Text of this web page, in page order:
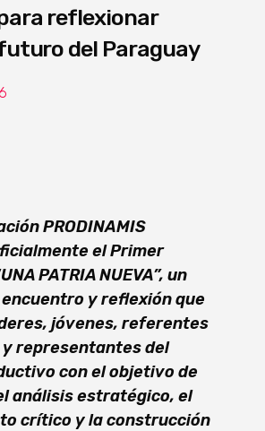
reflexionar
del Paraguay
PRODINAMIS
el Primer
PATRIA NUEVA”, un
y reflexión que
jóvenes, referentes
representantes del
con el objetivo de
análisis estratégico, el
crítico y la construcción